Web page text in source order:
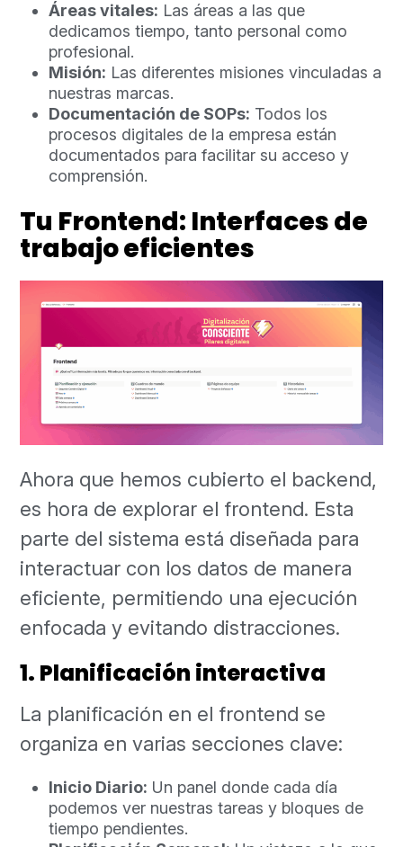
Áreas vitales: Las áreas a las que
dedicamos tiempo, tanto personal como
profesional.
Misión: Las diferentes misiones vinculadas a
nuestras marcas.
Documentación de SOPs: Todos los
procesos digitales de la empresa están
documentados para facilitar su acceso y
comprensión.
Tu Frontend: Interfaces de
trabajo eficientes
Ahora que hemos cubierto el backend,
es hora de explorar el frontend. Esta
parte del sistema está diseñada para
interactuar con los datos de manera
eficiente, permitiendo una ejecución
enfocada y evitando distracciones.
1. Planificación interactiva
La planificación en el frontend se
organiza en varias secciones clave:
Inicio Diario: Un panel donde cada día
podemos ver nuestras tareas y bloques de
tiempo pendientes.